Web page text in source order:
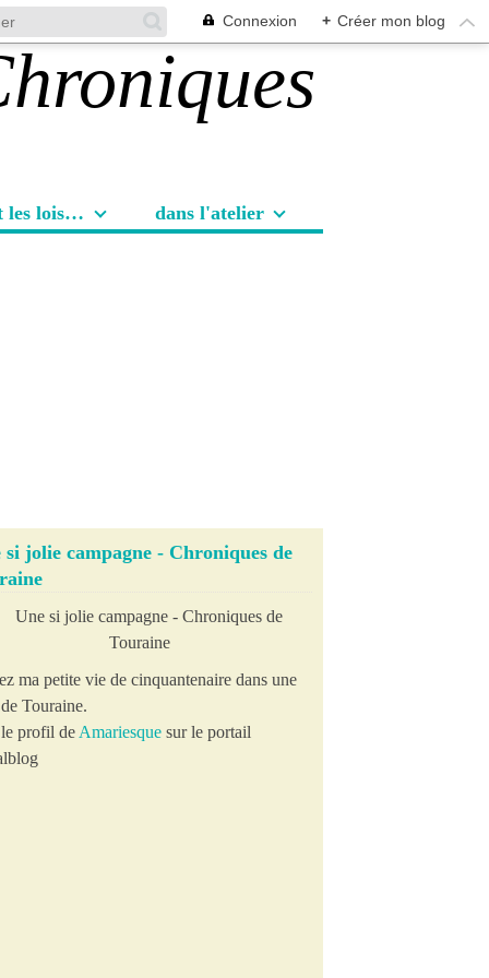
Connexion + Créer mon blog
Les sorties et les loisirs dans l'atelier
si jolie campagne - Chroniques de
ma petite vie de cinquantenaire dans une
Touraine.
profil de Amariesque sur le portail